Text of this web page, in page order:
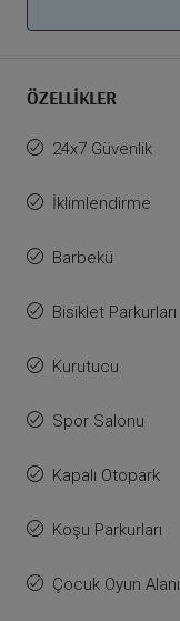
ÖZELLIKLER
24x7 Güvenlik
İklimlendirme
Barbekü
Bisiklet Parkurları
Kurutucu
Spor Salonu
Kapalı Otopark
Koşu Parkurları
Çocuk Oyun Alanı